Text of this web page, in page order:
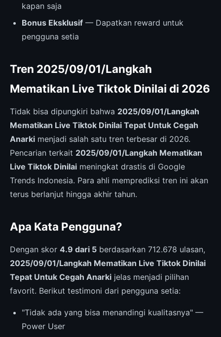
kapan saja
Bonus Eksklusif — Dapatkan reward untuk
pengguna setia
Tren 2025/09/01/Langkah
Mematikan Live Tiktok Dinilai di 2026
Tidak bisa dipungkiri bahwa 2025/09/01/Langkah
Mematikan Live Tiktok Dinilai Tepat Untuk Cegah
Anarki menjadi salah satu tren terbesar di 2026.
Pencarian terkait 2025/09/01/Langkah Mematikan
Live Tiktok Dinilai meningkat drastis di Google
Trends Indonesia. Para ahli memprediksi tren ini akan
terus berlanjut hingga akhir tahun.
Apa Kata Pengguna?
Dengan skor 4.9 dari 5 berdasarkan 712.678 ulasan,
2025/09/01/Langkah Mematikan Live Tiktok Dinilai
Tepat Untuk Cegah Anarki jelas menjadi pilihan
favorit. Berikut testimoni dari pengguna setia:
"Tidak ada yang bisa menandingi kualitasnya" —
Power User